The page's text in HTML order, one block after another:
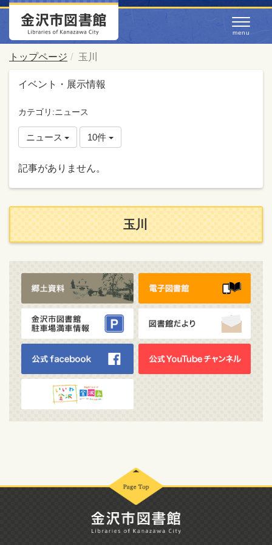
トップページ 玉川
イベント・展示情報
カテゴリ:ニュース
ニュース 10件
記事がありません。
玉川